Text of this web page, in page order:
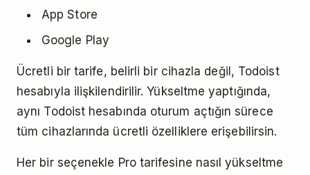
App Store
Google Play
Ücretli bir tarife, belirli bir cihazla değil, Todoist
hesabıyla ilişkilendirilir. Yükseltme yaptığında,
aynı Todoist hesabında oturum açtığın sürece
tüm cihazlarında ücretli özelliklere erişebilirsin.
Her bir seçenekle Pro tarifesine nasıl yükseltme